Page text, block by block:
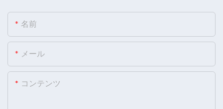
名前
メール
コンテンツ